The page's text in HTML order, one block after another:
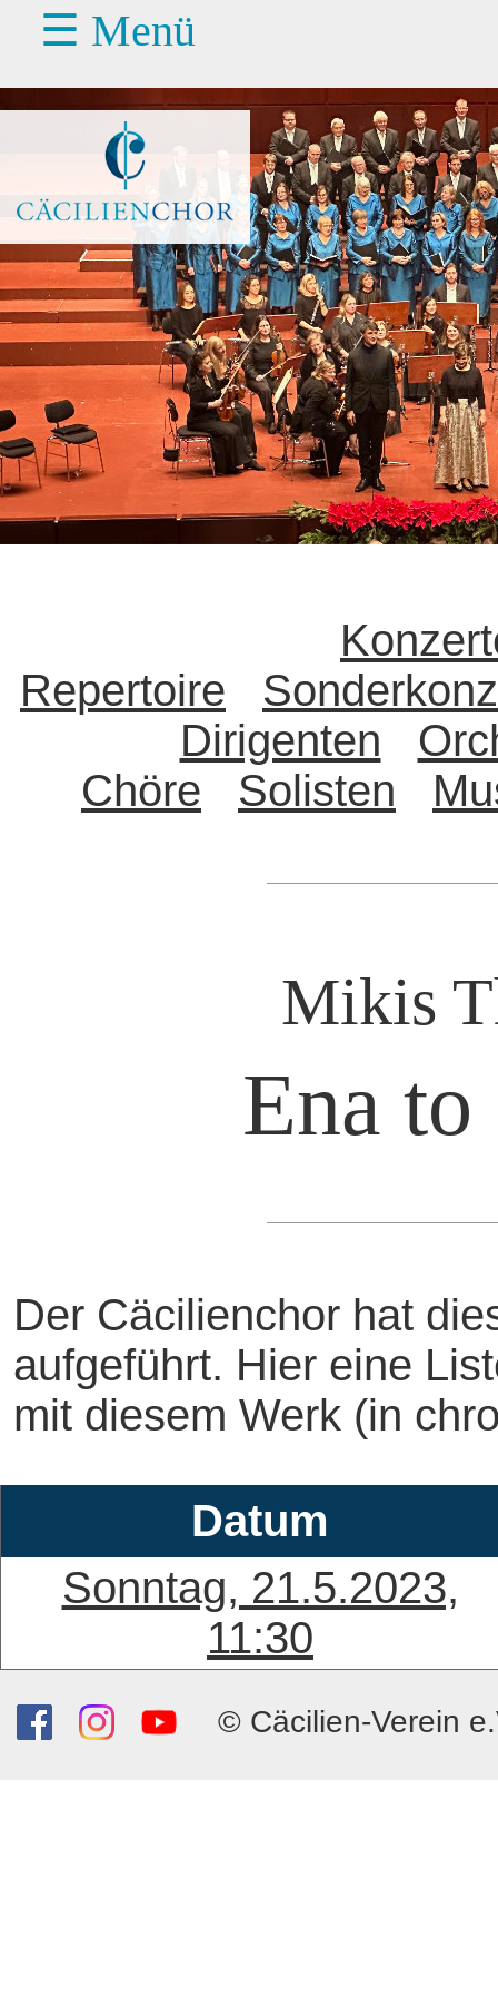
☰ Menü
Repertoire
Dirigenten
Chöre
Solisten
Mikis
Ena
Der Cäcilienchor hat
aufgeführt. Hier eine
mit diesem Werk (in
Datum
Sonntag, 21.5.2023,
11:30
© Cäcilien-Verein